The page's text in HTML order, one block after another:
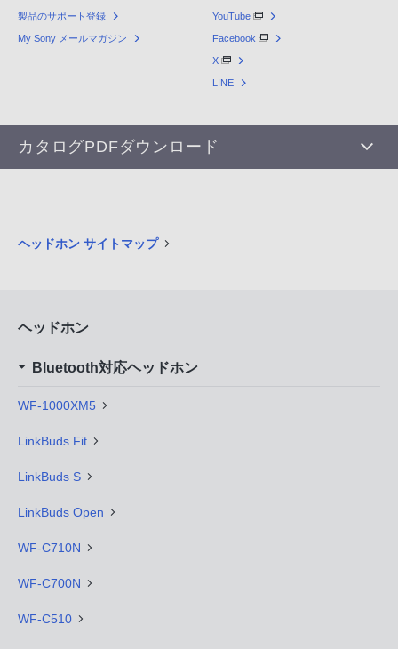
製品のサポート登録
My Sony メールマガジン
YouTube
Facebook
X
LINE
カタログPDFダウンロード
ヘッドホン サイトマップ
ヘッドホン
Bluetooth対応ヘッドホン
WF-1000XM5
LinkBuds Fit
LinkBuds S
LinkBuds Open
WF-C710N
WF-C700N
WF-C510